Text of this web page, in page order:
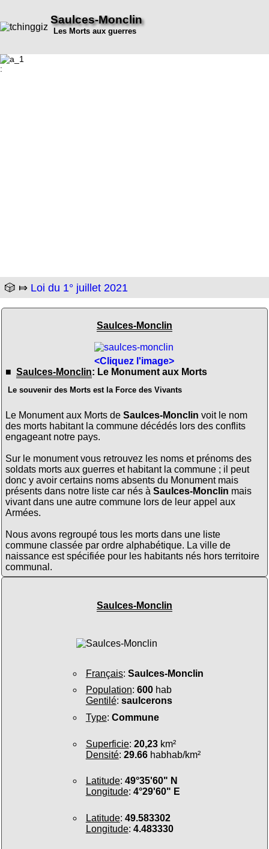
Saulces-Monclin
Les Morts aux guerres
:
🎲 ⤇ Loi du 1° juillet 2021
Saulces-Monclin
<Cliquez l'image>
■ Saulces-Monclin: Le Monument aux Morts
Le souvenir des Morts est la Force des Vivants
Le Monument aux Morts de Saulces-Monclin voit le nom
des morts habitant la commune décédés lors des conflits
engageant notre pays.
Sur le monument vous retrouvez les noms et prénoms des
soldats morts aux guerres et habitant la commune ; il peut
donc y avoir certains noms absents du Monument mais
présents dans notre liste car nés à Saulces-Monclin mais
vivant dans une autre commune lors de leur appel aux
Armées.
Nous avons regroupé tous les morts dans une liste
commune classée par ordre alphabétique. La ville de
naissance est spécifiée pour les habitants nés hors territoire
communal.
Saulces-Monclin
Français: Saulces-Monclin
Population: 600hab
Gentilé: saulcerons
Type: Commune
Superficie: 20,23km²
Densité: 29.66habhab/km²
Latitude: 49°35'60" N
Longitude: 4°29'60" E
Latitude: 49.583302
Longitude: 4.483330